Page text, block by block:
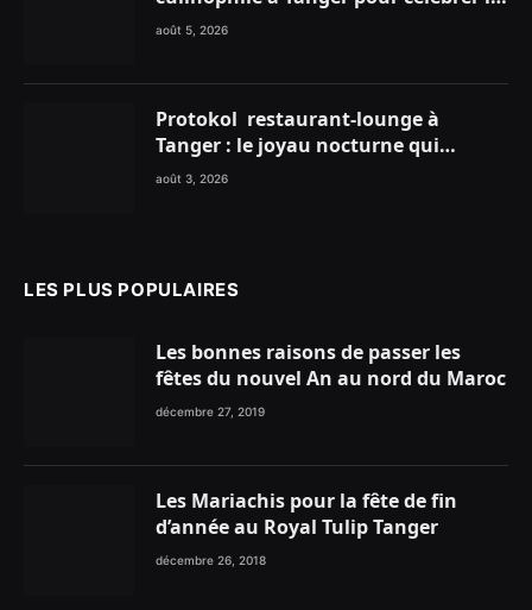
glace traditionnelle aux matières
août 5, 2026
Protokol restaurant-lounge à
Tanger : le joyau nocturne qui
réinvente vos soirées
août 3, 2026
LES PLUS POPULAIRES
Les bonnes raisons de passer les
fêtes du nouvel An au nord du Maroc
décembre 27, 2019
Les Mariachis pour la fête de fin
d’année au Royal Tulip Tanger
décembre 26, 2018